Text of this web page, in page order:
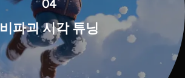
04
비파괴 시각 튜닝